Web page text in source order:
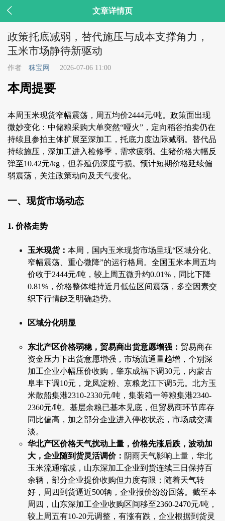
 文章详情页
政策托底减弱，替代施压与成本支撑角力，
玉米市场静待新驱动
作者 秣宝网 2026-07-06 11:00
本周提要
本周玉米现货窄幅震荡，周五均价2444元/吨。政策面出现
微妙变化：中储粮采购大单突然“哑火”，定向稻谷拍卖仍在
持续且参拍主体扩展至深加工，托底力度边际减弱。替代品
持续施压，深加工进入检修季，需求疲弱。生猪价格大幅反
弹至10.42元/kg，但养殖仍深度亏损。预计短期价格延续偏
弱震荡，关注政策动向及天气变化。
一、现货市场动态
1. 价格走势
玉米现货： 本周，国内玉米现货市场呈现“区域分化、
窄幅震荡、重心微降”的运行格局。全国玉米本周五均
价收于2444元/吨，较上周五微升约0.01%，同比下降
0.81%，价格整体维持近月低位区间震荡，多空因素交
织下行情缺乏明确趋势。
区域分化明显
东北产区价格弱稳，贸易商出货意愿增强： 贸易商在
资金压力下出货意愿增强，市场流通量趋增，个别深
加工企业小幅压价收购，肇东成福下调30元，内蒙古
阜丰下调10元，龙凤淀粉、京粮龙江下调5元。北方玉
米散船集港2310-2330元/吨，集装箱一等粮集港2340-
2360元/吨。基层余粮已基本见底，但贸易商环节库存
同比偏高，加之部分企业进入停收状态，市场成交清
淡。
华北产区价格天气扰动上量，价格先涨后跌，波动加
大，企业随到货灵活调价： 阴雨天气影响上量，华北
玉米流通缩减，山东深加工企业到货连续三日保持百
余辆，部分企业提价收购但力度有限；随着天气转
好，周四到货逼近500辆，企业报价纷纷回落。截至本
周四，山东深加工企业收购区间移至2360-2470元/吨，
较上周五有10-20元调整，有涨有跌，企业根据到货灵